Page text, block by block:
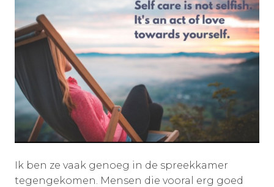
Ik ben ze vaak genoeg in de spreekkamer
tegengekomen. Mensen die vooral erg goed